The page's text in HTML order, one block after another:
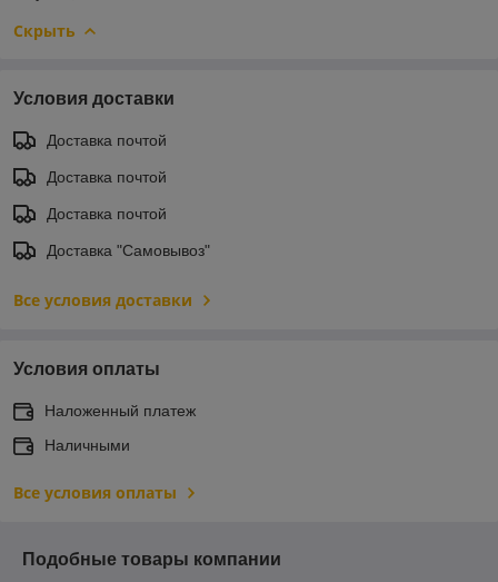
Скрыть
Условия доставки
Доставка почтой
Доставка почтой
Доставка почтой
Доставка "Самовывоз"
Все условия доставки
Условия оплаты
Наложенный платеж
Наличными
Все условия оплаты
Подобные товары компании